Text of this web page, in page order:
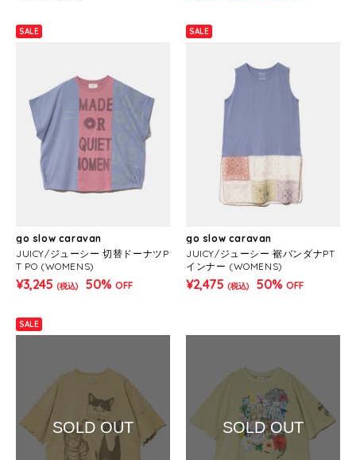
SALE
go slow caravan
JUICY/ジューシー 切替ドーナツP
T PO (WOMENS)
¥3,245 (税込) 50% OFF
SALE
go slow caravan
JUICY/ジューシー 裾バンダナPT
インナー (WOMENS)
¥2,475 (税込) 50% OFF
SALE
SOLD OUT SOLD OUT